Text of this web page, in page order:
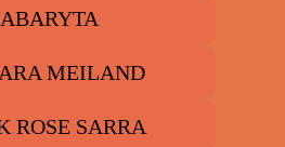
MEILAND
ROSE SARRA